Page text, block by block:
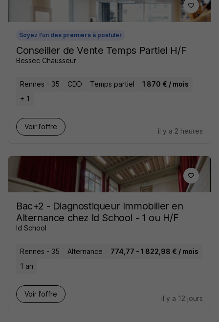
Soyez l'un des premiers à postuler
Conseiller de Vente Temps Partiel H/F
Bessec Chausseur
Rennes - 35 CDD Temps partiel
1 870 € / mois
+ 1
Voir l’offre
il y a 2 heures
Bac+2 - Diagnostiqueur Immobilier en
Alternance chez Id School - 1 ou H/F
Id School
Rennes - 35 Alternance
774,77 - 1 822,98 € / mois
1 an
Voir l’offre
il y a 12 jours